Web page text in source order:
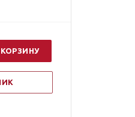
КОРЗИНУ